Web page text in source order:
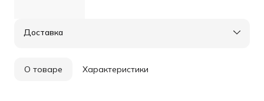
Доставка
О товаре Характеристики